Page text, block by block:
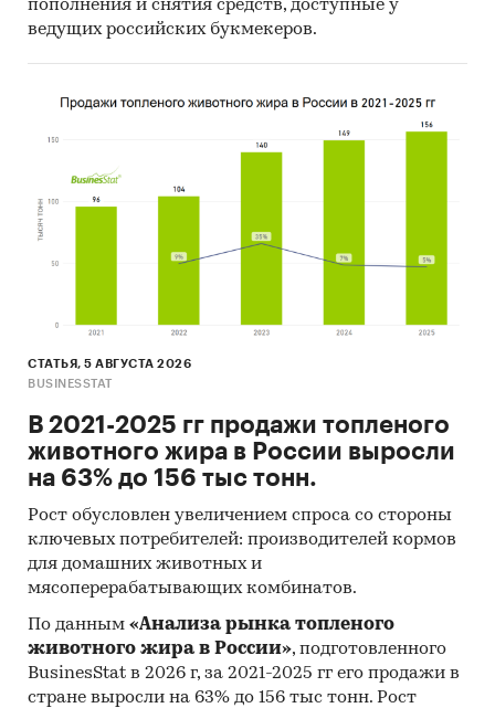
исследовании, может быть изменен в
Автомобили, мотоциклы
/
Прицепы
пополнения и снятия средств, доступные у
ведущих российских букмекеров.
СТАТЬЯ, 5 АВГУСТА 2026
BUSINESSTAT
В 2021-2025 гг продажи топленого
животного жира в России выросли
на 63% до 156 тыс тонн.
Рост обусловлен увеличением спроса со стороны
ключевых потребителей: производителей кормов
для домашних животных и
мясоперерабатывающих комбинатов.
По данным «Анализа рынка топленого
животного жира в России», подготовленного
BusinesStat в 2026 г, за 2021-2025 гг его продажи в
стране выросли на 63% до 156 тыс тонн. Рост